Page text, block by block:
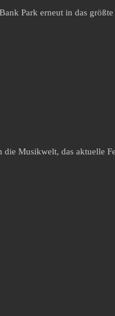
Park erneut in das
Musikwelt, das aktuelle